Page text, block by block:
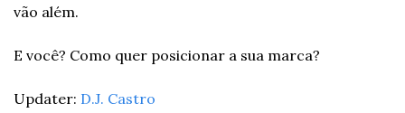
vão além.
E você? Como quer posicionar a sua marca?
Updater: D.J. Castro